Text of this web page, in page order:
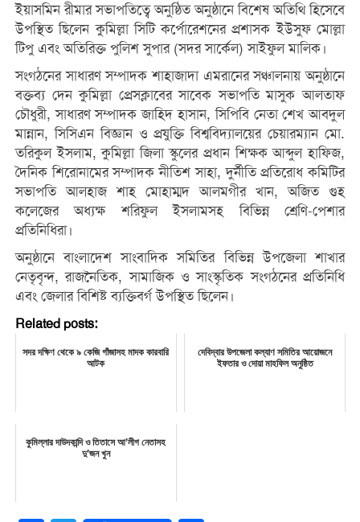
ইয়াসমিন রীমার সভাপতিত্বে অনুষ্ঠিত অনুষ্ঠানে বিশেষ অতিথি হিসেবে
উপস্থিত ছিলেন কুমিল্লা সিটি কর্পোরেশনের প্রশাসক ইউসুফ মোল্লা
টিপু এবং অতিরিক্ত পুলিশ সুপার (সদর সার্কেল) সাইফুল মালিক।
সংগঠনের সাধারণ সম্পাদক শাহাজাদা এমরানের সঞ্চালনায় অনুষ্ঠানে
বক্তব্য দেন কুমিল্লা প্রেসক্লাবের সাবেক সভাপতি মাসুক আলতাফ
চৌধুরী, সাধারণ সম্পাদক জাহিদ হাসান, সিপিবি নেতা শেখ আবদুল
মান্নান, সিসিএন বিজ্ঞান ও প্রযুক্তি বিশ্ববিদ্যালয়ের চেয়ারম্যান মো.
তরিকুল ইসলাম, কুমিল্লা জিলা স্কুলের প্রধান শিক্ষক আব্দুল হাফিজ,
দৈনিক শিরোনামের সম্পাদক নীতিশ সাহা, দুর্নীতি প্রতিরোধ কমিটির
সভাপতি আলহাজ শাহ মোহাম্মদ আলমগীর খান, অজিত গুহ
কলেজের অধ্যক্ষ শরিফুল ইসলামসহ বিভিন্ন শ্রেণি-পেশার
প্রতিনিধিরা।
অনুষ্ঠানে বাংলাদেশ সাংবাদিক সমিতির বিভিন্ন উপজেলা শাখার
নেতৃবৃন্দ, রাজনৈতিক, সামাজিক ও সাংস্কৃতিক সংগঠনের প্রতিনিধি
এবং জেলার বিশিষ্ট ব্যক্তিবর্গ উপস্থিত ছিলেন।
Related posts:
সদর দক্ষিণ থেকে ৯ কেজি গাঁজাসহ মাদক কারবারি
আটক
দেবিদ্বার উপজেলা কল্যাণ সমিতির আয়োজনে
ইফতার ও দোয়া মাহফিল অনুষ্ঠিত
কুমিল্লার দাউদকান্দি ও তিতাসে আ’লীগ নেতাসহ
দু’জন খুন